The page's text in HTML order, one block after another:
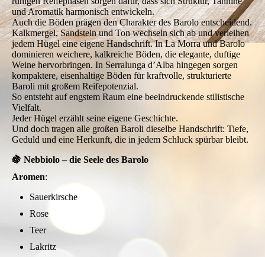
und Aromatik harmonisch entwickeln.
Auch die Böden prägen den Charakter des Barolo entscheidend.
Kalkmergel, Sandstein und Ton wechseln sich ab und verleihen
jedem Hügel eine eigene Handschrift. In La Morra und Barolo
dominieren weichere, kalkreiche Böden, die elegante, duftige
Weine hervorbringen. In Serralunga d’Alba hingegen sorgen
kompaktere, eisenhaltige Böden für kraftvolle, strukturierte
Baroli mit großem Reifepotenzial.
So entsteht auf engstem Raum eine beeindruckende stilistische
Vielfalt.
Jeder Hügel erzählt seine eigene Geschichte.
Und doch tragen alle großen Baroli dieselbe Handschrift: Tiefe,
Geduld und eine Herkunft, die in jedem Schluck spürbar bleibt.
🍇 Nebbiolo – die Seele des Barolo
Aromen:
Sauerkirsche
Rose
Teer
Lakritz